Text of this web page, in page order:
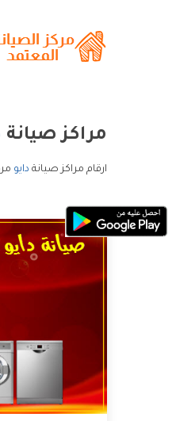
مراكز صيانة
ارقام مراكز صيانة دايو